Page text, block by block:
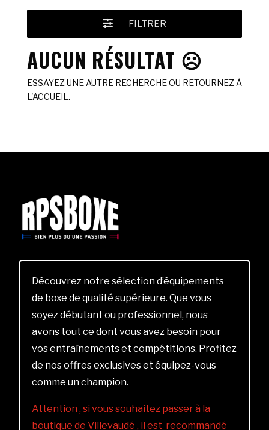
FILTRER
AUCUN RÉSULTAT ☹️
ESSAYEZ UNE AUTRE RECHERCHE OU RETOURNEZ À
L'ACCUEIL.
Découvrez notre sélection d’équipements
de boxe de qualité supérieure. Que vous
soyez débutant ou professionnel, nous
avons tout ce dont vous avez besoin pour
vos entraînements et compétitions. Profitez
de nos offres exclusives et équipez-vous
comme un champion.
Attention , si vous souhaitez passer à la
boutique de Villevaudé , il est recommandé